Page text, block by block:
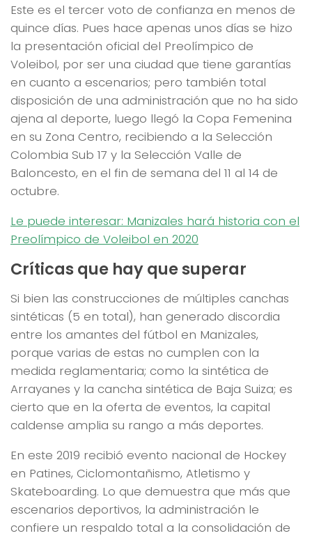
Este es el tercer voto de confianza en menos de
quince días. Pues hace apenas unos días se hizo
la presentación oficial del Preolímpico de
Voleibol, por ser una ciudad que tiene garantías
en cuanto a escenarios; pero también total
disposición de una administración que no ha sido
ajena al deporte, luego llegó la Copa Femenina
en su Zona Centro, recibiendo a la Selección
Colombia Sub 17 y la Selección Valle de
Baloncesto, en el fin de semana del 11 al 14 de
octubre.
Le puede interesar: Manizales hará historia con el
Preolímpico de Voleibol en 2020
Críticas que hay que superar
Si bien las construcciones de múltiples canchas
sintéticas (5 en total), han generado discordia
entre los amantes del fútbol en Manizales,
porque varias de estas no cumplen con la
medida reglamentaria; como la sintética de
Arrayanes y la cancha sintética de Baja Suiza; es
cierto que en la oferta de eventos, la capital
caldense amplia su rango a más deportes.
En este 2019 recibió evento nacional de Hockey
en Patines, Ciclomontañismo, Atletismo y
Skateboarding. Lo que demuestra que más que
escenarios deportivos, la administración le
confiere un respaldo total a la consolidación de